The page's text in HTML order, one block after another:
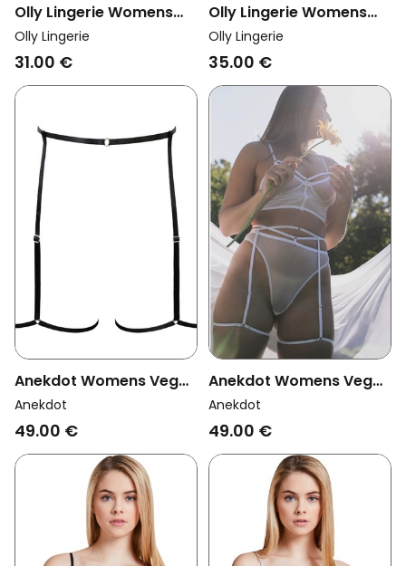
Olly Lingerie Womens
Vegan Brief Amour Black
Olly Lingerie
31.00 €
Olly Lingerie Womens
Vegan Slip Brazilian
Dawa White
Olly Lingerie
35.00 €
Anekdot Womens Vegan
Suspenders Sophia
Black
Anekdot
49.00 €
Anekdot Womens Vegan
Suspenders Sophia
White
Anekdot
49.00 €